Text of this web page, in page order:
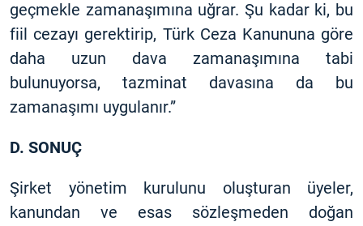
geçmekle zamanaşımına uğrar. Şu kadar ki, bu
fiil cezayı gerektirip, Türk Ceza Kanununa göre
daha uzun dava zamanaşımına tabi
bulunuyorsa, tazminat davasına da bu
zamanaşımı uygulanır.”
D. SONUÇ
Şirket yönetim kurulunu oluşturan üyeler,
kanundan ve esas sözleşmeden doğan